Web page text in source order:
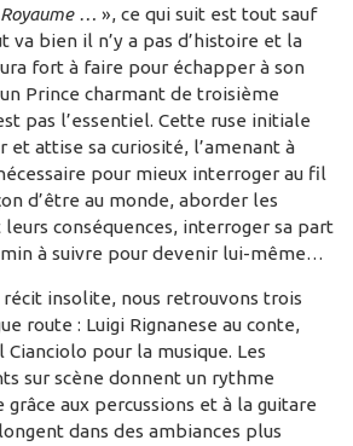
… », ce qui suit est tout sauf
va bien il n’y a pas d’histoire et la
fort à faire pour échapper à son
Prince charmant de troisième
pas l’essentiel. Cette ruse initiale
attise sa curiosité, l’amenant à
pour mieux interroger au fil
d’être au monde, aborder les
conséquences, interroger sa part
à suivre pour devenir lui-même…
récit insolite, nous retrouvons trois
route : Luigi Rignanese au conte,
pour la musique. Les
sur scène donnent un rythme
grâce aux percussions et à la guitare
dans des ambiances plus